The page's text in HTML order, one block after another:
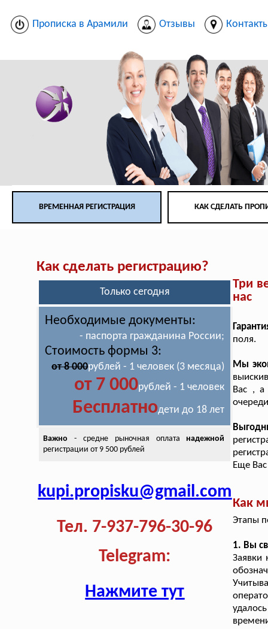
Прописка в Арамили Отзывы
ВРЕМЕННАЯ РЕГИСТРАЦИЯ КАК СДЕЛАТЬ
Как сделать регистрацию?
Только сегодня
Необходимые документы:
- паспорта гражданина России;
Стоимость формы 3:
от 8 000рублей - 1 человек (3 месяца)
от 7 000рублей - 1 человек
Бесплатнодети до 18 лет
Важно - средне рыночная оплатанадежной
регистрации от 9 500 рублей
kupi.propisku@gmail.com
Тел. 7-937-796-30-96
Telegram:
Нажмите тут
Три
нас
поля.
Мы
Вас , а
Еще
Как
Этапы
1. Вы
Заявки